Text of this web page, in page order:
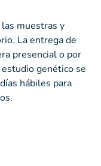
muestras y
La entrega de
presencial o por
genético se
hábiles para